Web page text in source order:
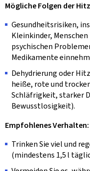
Mögliche Folgen der
Gesundheitsrisiken,
Kleinkinder,
psychischen
Medikamente
Dehydrierung oder
heiße, rote und
Schläfrigkeit, starker
Bewusstlosigkeit).
Empfohlenes Verhalten:
Trinken Sie viel und
(mindestens 1,5 l